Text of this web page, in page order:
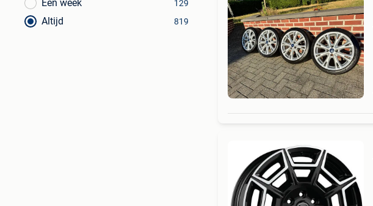
Een week 129
Altijd 819